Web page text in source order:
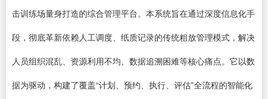
击训练场量身打造的综合管理平台。本系统旨在通过深度信息化手
段，彻底革新依赖人工调度、纸质记录的传统粗放管理模式，解决
人员组织混乱、资源利用不均、数据追溯困难等核心痛点。它以数
据为驱动，构建了覆盖“计划、预约、执行、评估”全流程的智能化